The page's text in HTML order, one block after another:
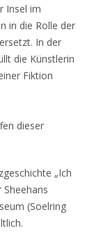
Insel im
in die Rolle der
In der
die Künstlerin
Fiktion
dieser
„Ich
(Soelring